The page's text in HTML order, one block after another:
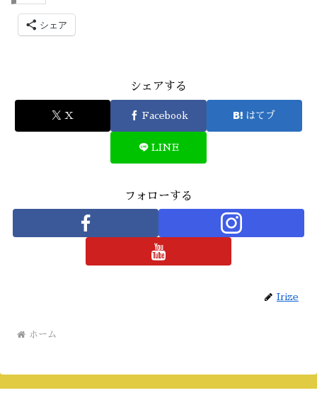
シェア
シェアする
X Facebook はてブ
LINE
フォローする
Irize
ホーム